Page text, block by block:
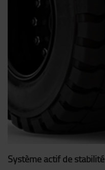
Système actif de stabilité